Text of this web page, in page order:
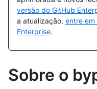
versão do GitHub
a atualização, entre
Enterprise.
Sobre o